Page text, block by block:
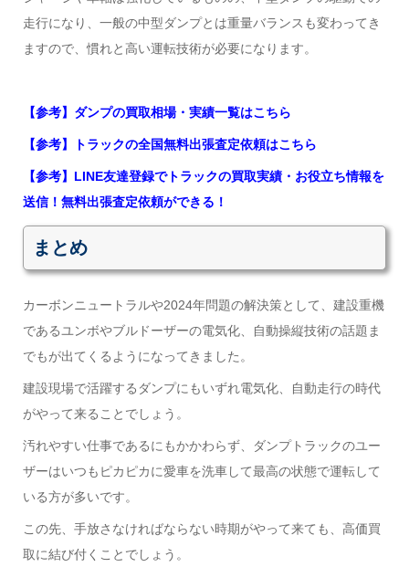
走行になり、一般の中型ダンプとは重量バランスも変わってき
ますので、慣れと高い運転技術が必要になります。
【参考】ダンプの買取相場・実績一覧はこちら
【参考】トラックの全国無料出張査定依頼はこちら
【参考】LINE友達登録でトラックの買取実績・お役立ち情報を
送信！無料出張査定依頼ができる！
まとめ
カーボンニュートラルや2024年問題の解決策として、建設重機
であるユンボやブルドーザーの電気化、自動操縦技術の話題ま
でもが出てくるようになってきました。
建設現場で活躍するダンプにもいずれ電気化、自動走行の時代
がやって来ることでしょう。
汚れやすい仕事であるにもかかわらず、ダンプトラックのユー
ザーはいつもピカピカに愛車を洗車して最高の状態で運転して
いる方が多いです。
この先、手放さなければならない時期がやって来ても、高価買
取に結び付くことでしょう。